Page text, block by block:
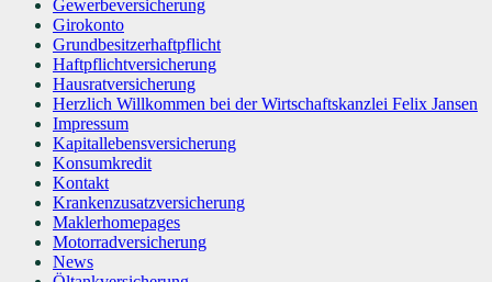
Gewerbeversicherung
Girokonto
Grundbesitzerhaftpflicht
Haftpflichtversicherung
Hausratversicherung
Herzlich Willkommen bei der Wirtschaftskanzlei Felix Jansen
Impressum
Kapitallebensversicherung
Konsumkredit
Kontakt
Krankenzusatzversicherung
Maklerhomepages
Motorradversicherung
News